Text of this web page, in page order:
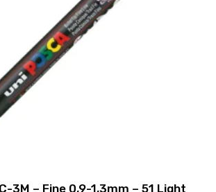
3M – Fine 0,9-1,3mm – 51 Light